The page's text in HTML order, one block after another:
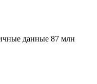
данные 87 млн